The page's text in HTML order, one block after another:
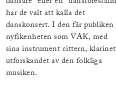
har de valt att kalla det
danskonsert. I den får
nyfikenheten som VAK, med
sina instrument cittern,
utforskandet av den folkliga
musiken.